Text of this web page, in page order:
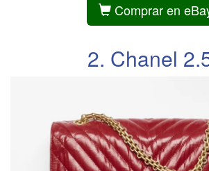
Comprar en
2. Chanel